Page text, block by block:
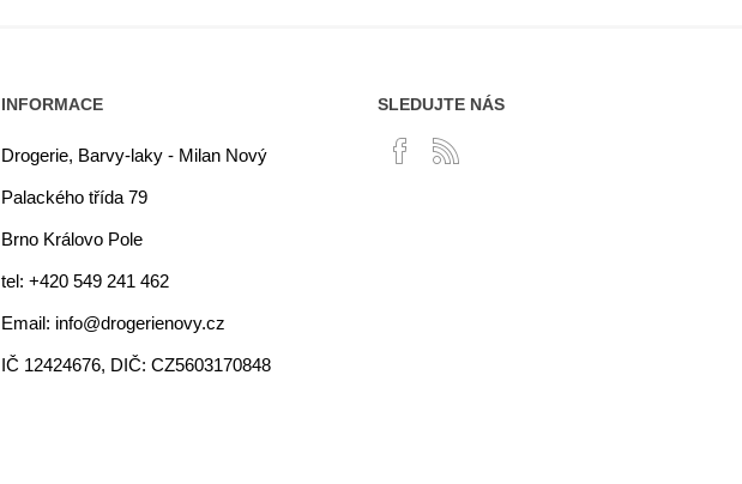
INFORMACE
Drogerie, Barvy-laky - Milan Nový
Palackého třída 79
Brno Královo Pole
tel: +420 549 241 462
Email: info@drogerienovy.cz
IČ 12424676, DIČ: CZ5603170848
SLEDUJTE NÁS